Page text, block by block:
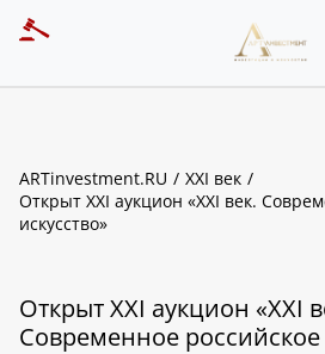
ARTinvestment.RU
XXI век
Открыт XXI аукцион «XXI век.
искусство»
Открыт XXI аукцион «XXI
Современное российское